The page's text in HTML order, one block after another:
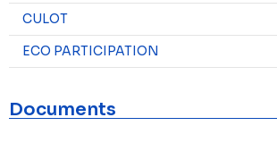
CULOT
ECO PARTICIPATION
Documents